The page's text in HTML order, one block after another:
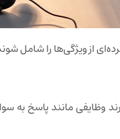
از ویژگی‌ها را شامل شوند